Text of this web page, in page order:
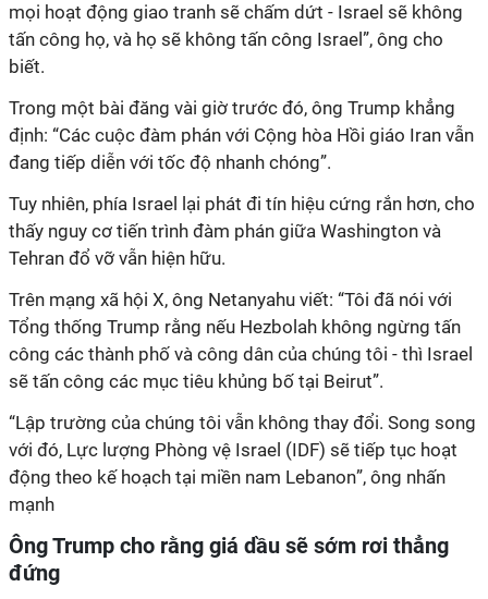
mọi hoạt động giao tranh sẽ chấm dứt - Israel sẽ không
tấn công họ, và họ sẽ không tấn công Israel”, ông cho
biết.
Trong một bài đăng vài giờ trước đó, ông Trump khẳng
định: “Các cuộc đàm phán với Cộng hòa Hồi giáo Iran vẫn
đang tiếp diễn với tốc độ nhanh chóng”.
Tuy nhiên, phía Israel lại phát đi tín hiệu cứng rắn hơn, cho
thấy nguy cơ tiến trình đàm phán giữa Washington và
Tehran đổ vỡ vẫn hiện hữu.
Trên mạng xã hội X, ông Netanyahu viết: “Tôi đã nói với
Tổng thống Trump rằng nếu Hezbolah không ngừng tấn
công các thành phố và công dân của chúng tôi - thì Israel
sẽ tấn công các mục tiêu khủng bố tại Beirut”.
“Lập trường của chúng tôi vẫn không thay đổi. Song song
với đó, Lực lượng Phòng vệ Israel (IDF) sẽ tiếp tục hoạt
động theo kế hoạch tại miền nam Lebanon”, ông nhấn
mạnh
Ông Trump cho rằng giá dầu sẽ sớm rơi thẳng
đứng